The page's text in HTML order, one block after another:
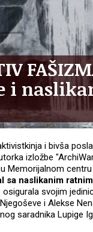
i
i bivša
izložbe
Memorijalnom
sa naslikanim
svojim
i Alekse
saradnika Lupige